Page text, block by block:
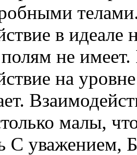
в
не имеет.
на
малы,
С уважением,